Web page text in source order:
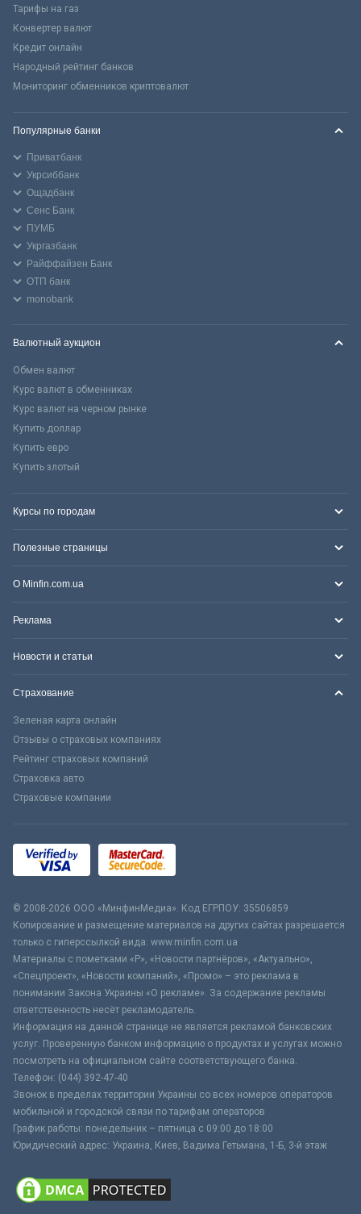
Тарифы на газ
Конвертер валют
Кредит онлайн
Народный рейтинг банков
Мониторинг обменников криптовалют
Популярные банки
Приватбанк
Укрсиббанк
Ощадбанк
Сенс Банк
ПУМБ
Укргазбанк
Райффайзен Банк
ОТП банк
monobank
Валютный аукцион
Обмен валют
Курс валют в обменниках
Курс валют на черном рынке
Купить доллар
Купить евро
Купить злотый
Курсы по городам
Полезные страницы
О Minfin.com.ua
Реклама
Новости и статьи
Страхование
Зеленая карта онлайн
Отзывы о страховых компаниях
Рейтинг страховых компаний
Страховка авто
Страховые компании
© 2008-2026 ООО «МинфинМедиа». Код ЕГРПОУ: 35506859
Копирование и размещение материалов на других сайтах разрешается
только с гиперссылкой вида: www.minfin.com.ua
Материалы с пометками «Р», «Новости партнёров», «Актуально»,
«Спецпроект», «Новости компаний», «Промо» – это реклама в
понимании Закона Украины «О рекламе». За содержание рекламы
ответственность несёт рекламодатель.
Информация на данной странице не является рекламой банковских
услуг. Проверенную банком информацию о продуктах и услугах можно
посмотреть на официальном сайте соответствующего банка.
Телефон: (044) 392-47-40
Звонок в пределах территории Украины со всех номеров операторов
мобильной и городской связи по тарифам операторов
График работы: понедельник – пятница с 09:00 до 18:00
Юридический адрес: Украина, Киев, Вадима Гетьмана, 1-Б, 3-й этаж